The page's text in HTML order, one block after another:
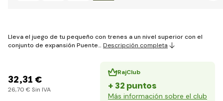
Lleva el juego de tu pequeño con trenes a un nivel superior con el
conjunto de expansión Puente… Descripción completa
32,31 €
26,70 € Sin IVA
RajClub
+ 32 puntos
Más información sobre el club